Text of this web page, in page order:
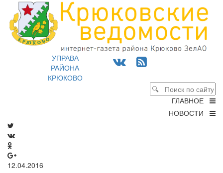
УПРАВА
РАЙОНА
КРЮКОВО
ГЛАВНОЕ
НОВОСТИ
12.04.2016